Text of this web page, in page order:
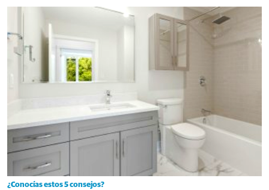
¿Conocías estos 5 consejos?